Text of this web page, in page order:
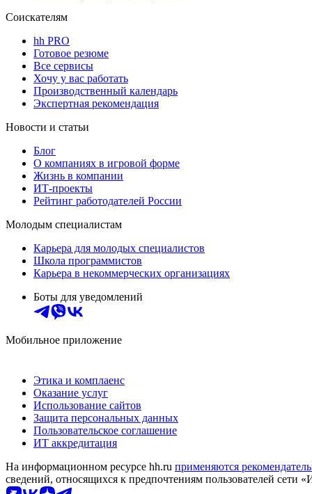
Соискателям
hh PRO
Готовое резюме
Все сервисы
Хочу у вас работать
Производственный календарь
Экспертная рекомендация
Новости и статьи
Блог
О компаниях в игровой форме
Жизнь в компании
ИТ-проекты
Рейтинг работодателей России
Молодым специалистам
Карьера для молодых специалистов
Школа программистов
Карьера в некоммерческих организациях
Боты для уведомлений
Мобильное приложение
Этика и комплаенс
Оказание услуг
Использование сайтов
Защита персональных данных
Пользовательское соглашение
ИТ аккредитация
На информационном ресурсе hh.ru применяются
сведений, относящихся к предпочтениям пользователей сети